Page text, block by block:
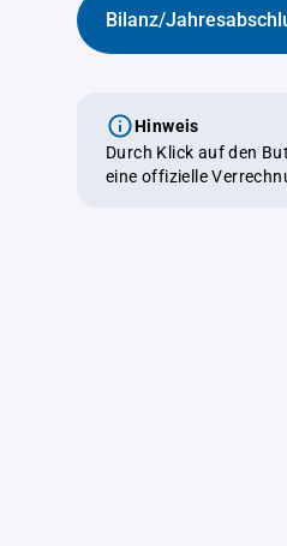
Bilanz/
Hinweis
Durch Klick auf den
eine offizielle